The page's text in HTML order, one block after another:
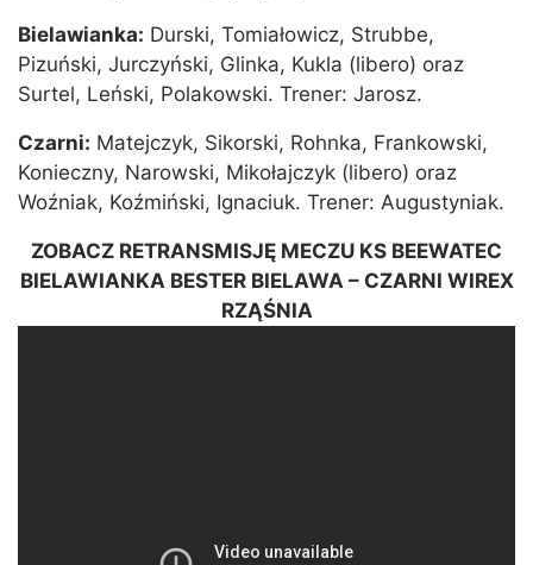
Bielawianka: Durski, Tomiałowicz, Strubbe,
Pizuński, Jurczyński, Glinka, Kukla (libero) oraz
Surtel, Leński, Polakowski. Trener: Jarosz.
Czarni: Matejczyk, Sikorski, Rohnka, Frankowski,
Konieczny, Narowski, Mikołajczyk (libero) oraz
Woźniak, Koźmiński, Ignaciuk. Trener: Augustyniak.
ZOBACZ RETRANSMISJĘ MECZU KS BEEWATEC
BIELAWIANKA BESTER BIELAWA – CZARNI WIREX
RZĄŚNIA